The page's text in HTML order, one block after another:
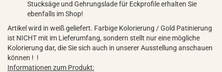
Stucksäge und Gehrungslade für Eckprofile erhalten Sie
ebenfalls im Shop!
Artikel wird in weiß geliefert. Farbige Kolorierung / Gold Patinierung
ist NICHT mit im Lieferumfang, sondern stellt nur eine mögliche
Kolorierung dar, die Sie sich auch in unserer Ausstellung anschauen
können ! !
Informationen zum Produkt: